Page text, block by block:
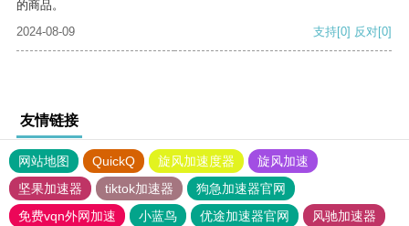
的商品。
2024-08-09
支持[0] 反对[0]
友情链接
网站地图 QuickQ 旋风加速度器
旋风加速
坚果加速器
tiktok加速器
狗急加速器官网
免费vqn外网加速
小蓝鸟 优途加速器官网
风驰加速器